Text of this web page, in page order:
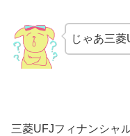
じゃあ三
三菱UFJフィナンシャ